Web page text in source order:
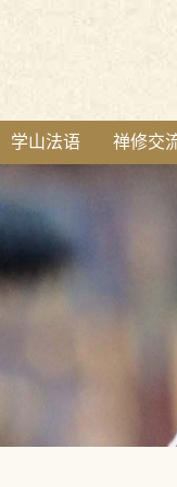
学山法语 禅修交